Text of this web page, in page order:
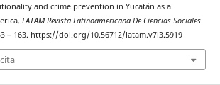
and crime prevention in Yucatán as a
LATAM Revista Latinoamericana De Ciencias Sociales
– 163. https://doi.org/10.56712/latam.v7i3.5919